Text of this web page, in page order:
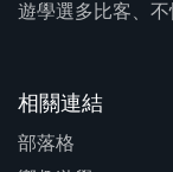
遊學選多比客、不
相關連結
部落格